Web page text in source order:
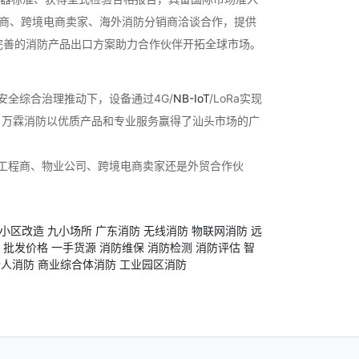
、跨境电商卖家、海外消防分销商洽谈合作，提供
的消防产品出口方案助力合作伙伴开拓全球市场。
全综合治理推动下，设备通过4G/NB-IoT/LoRa实现
霖消防以优质产品和专业服务赢得了汕头市场的广
程商、物业公司、跨境电商卖家还是外贸合作伙
区改造 九小场所 广东消防 无线消防 物联网消防 远
批发价格 一手货源 消防维保 消防检测 消防评估 智
消防 商业综合体消防 工业园区消防